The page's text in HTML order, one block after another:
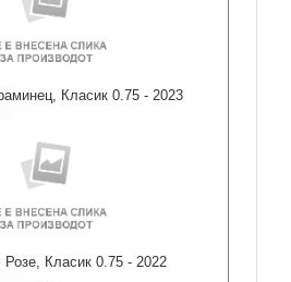
Класик 0.75 - 2023
Класик 0.75 - 2022